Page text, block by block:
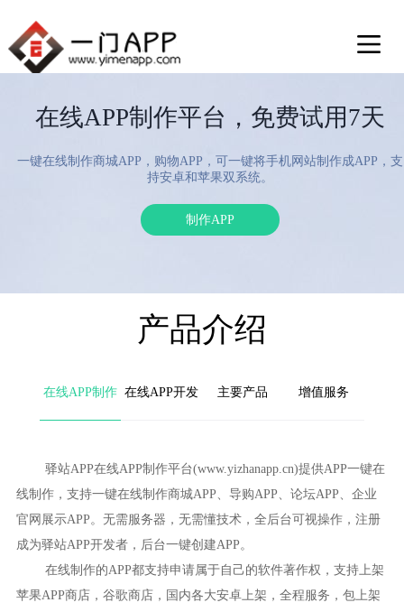
在线APP制作平台，免费试用7天
一键在线制作商城APP，购物APP，可一键将手机网站制作成APP，支
持安卓和苹果双系统。
制作APP
产品介绍
在线APP制作 在线APP开发 主要产品 增值服务
驿站APP在线APP制作平台(www.yizhanapp.cn)提供APP一键在
线制作，支持一键在线制作商城APP、导购APP、论坛APP、企业
官网展示APP。无需服务器，无需懂技术，全后台可视操作，注册
成为驿站APP开发者，后台一键创建APP。
在线制作的APP都支持申请属于自己的软件著作权，支持上架
苹果APP商店，谷歌商店，国内各大安卓上架，全程服务，包上架